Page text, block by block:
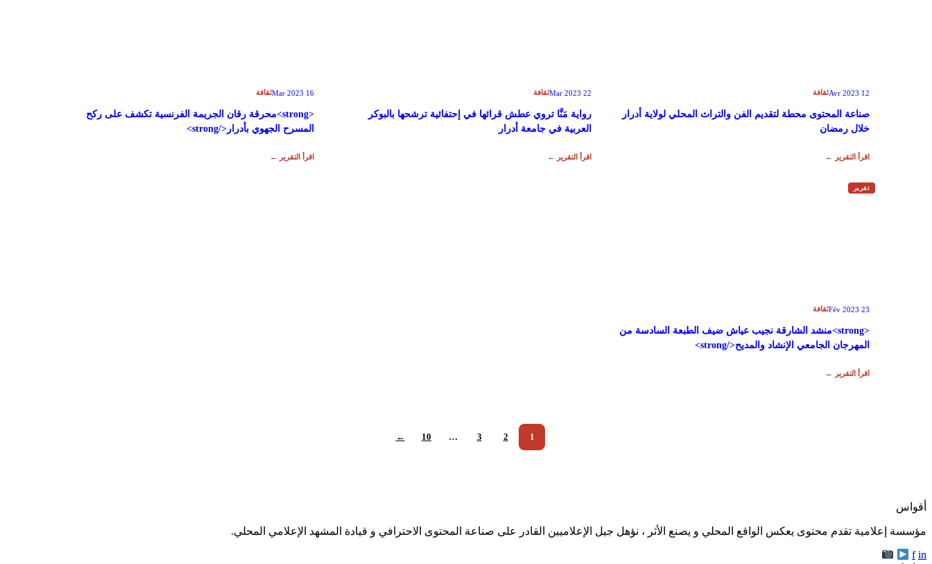
12 Avr 2023 ثقافة
صناعة المحتوى محطة لتقديم الفن والتراث المحلي لولاية أدرار
خلال رمضان
اقرأ التقرير ←
22 Mar 2023 ثقافة
رواية مَنَّا تروي عطش قرائها في إحتفائية ترشحها بالبوكر
العربية في جامعة أدرار
اقرأ التقرير ←
16 Mar 2023 ثقافة
<strong>محرقة رقان الجريمة الفرنسية تكشف على ركح
المسرح الجهوي بأدرار</strong>
اقرأ التقرير ←
تقرير
23 Fév 2023 ثقافة
<strong>منشد الشارقة نجيب عياش ضيف الطبعة السادسة من
المهرجان الجامعي الإنشاد والمديح</strong>
اقرأ التقرير ←
1
2
3
…
10
←
أقواس
مؤسسة إعلامية تقدم محتوى يعكس الواقع المحلي و يصنع الأثر ، نؤهل جيل الإعلاميين القادر على صناعة المحتوى الاحترافي و قيادة المشهد الإعلامي المحلي.
f in